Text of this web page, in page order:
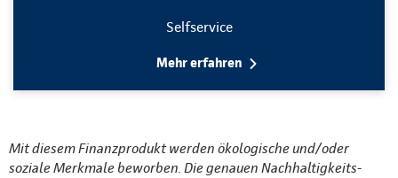
Selfservice
Mehr erfahren
Mit diesem Finanzprodukt werden ökologische und/oder
soziale Merkmale beworben. Die genauen Nachhaltigkeits-